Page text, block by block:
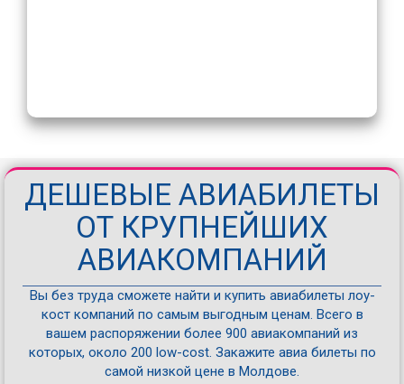
ДЕШЕВЫЕ АВИАБИЛЕТЫ
ОТ КРУПНЕЙШИХ
АВИАКОМПАНИЙ
Вы без труда сможете найти и купить авиабилеты лоу-
кост компаний по самым выгодным ценам. Всего в
вашем распоряжении более 900 авиакомпаний из
которых, около 200 low-cost. Закажите авиа билеты по
самой низкой цене в Молдове.